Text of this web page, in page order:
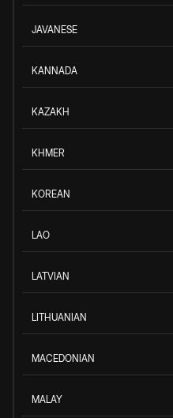
JAVANESE
KANNADA
KAZAKH
KHMER
KOREAN
LAO
LATVIAN
LITHUANIAN
MACEDONIAN
MALAY